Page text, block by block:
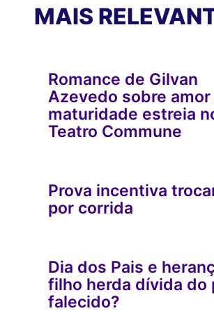
MAIS
Romance de Gilvan
Azevedo sobre amor
maturidade estreia
Teatro Commune
Prova incentiva
por corrida
Dia dos Pais e
filho herda dívida do
falecido?